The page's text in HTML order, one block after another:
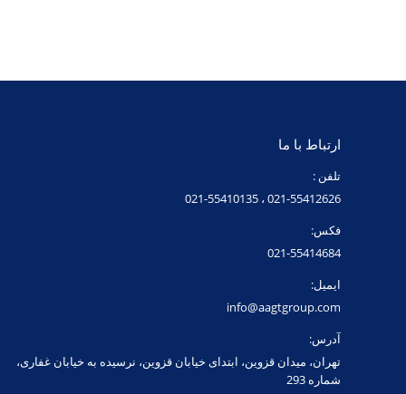
ارتباط با ما
تلفن :
021-55412626 ، 021-55410135
فکس:
021-55414684
ایمیل:
info@aagtgroup.com
آدرس:
تهران، میدان قزوین، ابتدای خیابان قزوین، نرسیده به خیابان غفاری،
شماره 293